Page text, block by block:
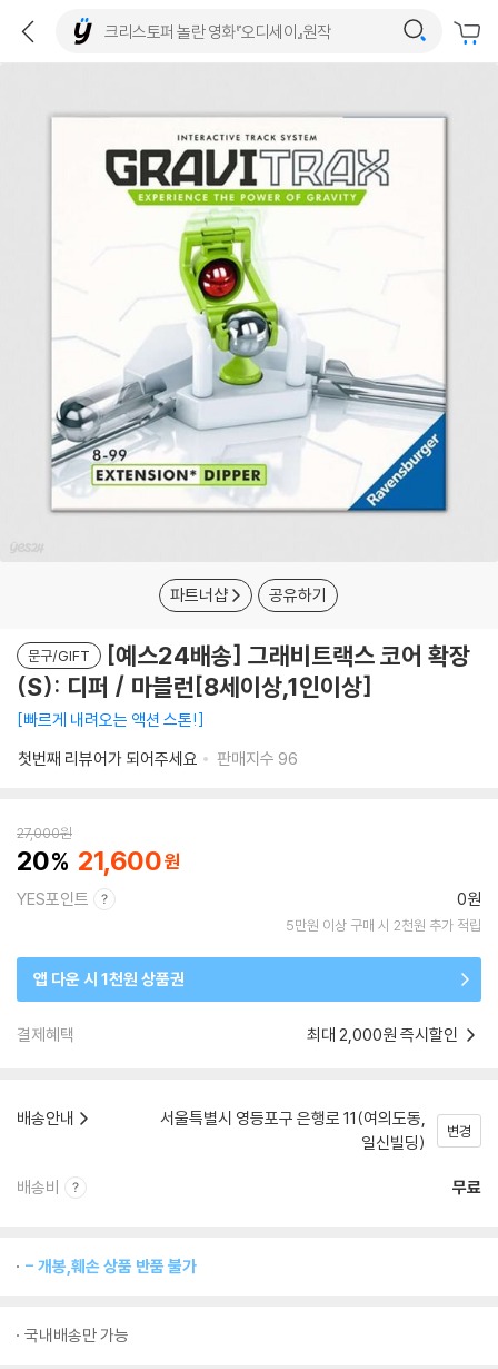
파트너샵 공유하기
문구/GIFT
[예스24배송] 그래비트랙스 코어 확장
(S): 디퍼 / 마블런[8세이상,1인이상]
빠르게 내려오는 액션 스톤!
첫번째 리뷰어가 되어주세요
판매지수 96
27,000원
20 21,600
YES포인트 0원
5만원 이상 구매 시 2천원 추가 적립
앱 다운 시 1천원 상품권
결제혜택 최대 2,000원 즉시할인
배송안내
서울특별시 영등포구 은행로 11(여의도동,
일신빌딩)
변경
배송비 무료
- 개봉,훼손 상품 반품 불가
국내배송만 가능